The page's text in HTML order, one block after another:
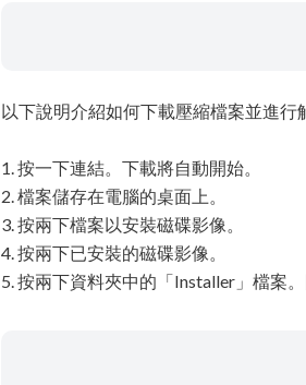
以下說明介紹如何下載壓縮檔案並進行
1. 按一下連結。下載將自動開始。
2. 檔案儲存在電腦的桌面上。
3. 按兩下檔案以安裝磁碟影像。
4. 按兩下已安裝的磁碟影像。
5. 按兩下資料夾中的「Installer」檔案。